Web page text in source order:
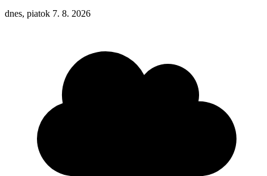
dnes, piatok 7. 8. 2026